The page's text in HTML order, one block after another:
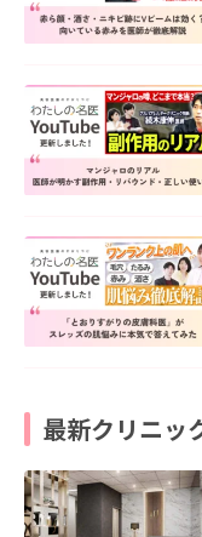
最新クリニッ